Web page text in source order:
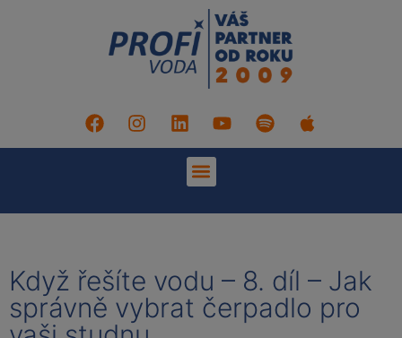
Když řešíte vodu – 8. díl – Jak
správně vybrat čerpadlo pro